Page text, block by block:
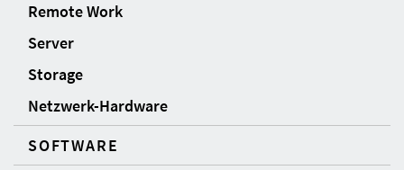
Remote Work
Server
Storage
Netzwerk-Hardware
SOFTWARE